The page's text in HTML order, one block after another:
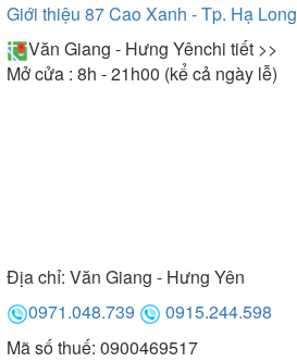
Giới thiệu 87 Cao Xanh - Tp. Hạ Long
Văn Giang - Hưng Yênchi tiết >>
Mở cửa : 8h - 21h00 (kể cả ngày lễ)
Địa chỉ: Văn Giang - Hưng Yên
0971.048.739
0915.244.598
Mã số thuế: 0900469517